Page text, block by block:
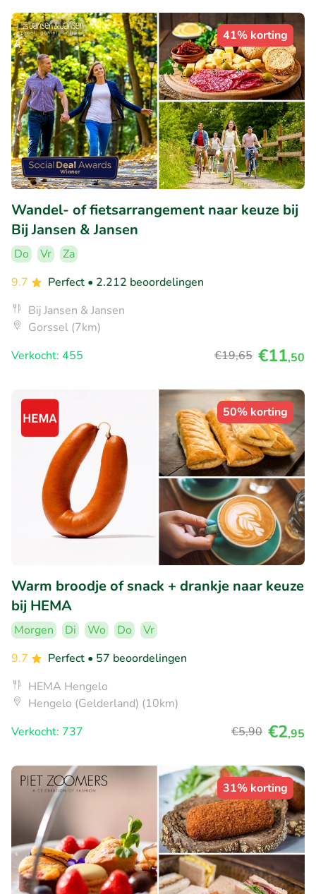
41% korting
Wandel- of fietsarrangement naar keuze bij
Bij Jansen & Jansen
Do Vr
Za
9.7
Perfect • 2.212 beoordelingen
Bij Jansen & Jansen
Gorssel (7km)
Verkocht: 455
€19,65 €11,50
50% korting
Warm broodje of snack + drankje naar keuze
bij HEMA
Morgen Di Wo Do
Vr
9.7
Perfect • 57 beoordelingen
HEMA Hengelo
Hengelo (Gelderland) (10km)
Verkocht: 737
€5,90 €2,95
31% korting